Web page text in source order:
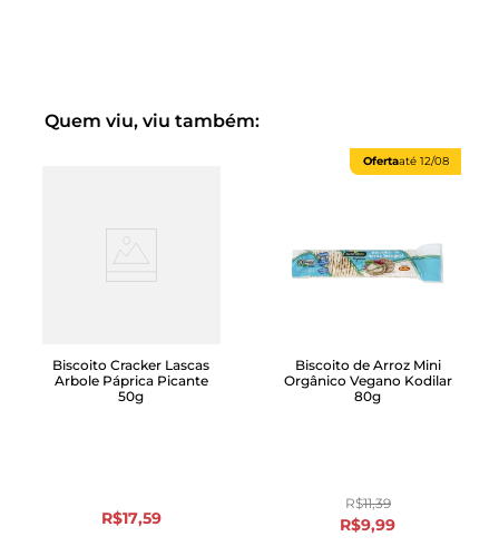
Quem viu, viu também:
Biscoito Cracker Lascas
Arbole Páprica Picante
50g
R$17,59
Ofertaaté 12/08
Biscoito de Arroz Mini
Orgânico Vegano Kodilar
80g
R$11,39
R$9,99